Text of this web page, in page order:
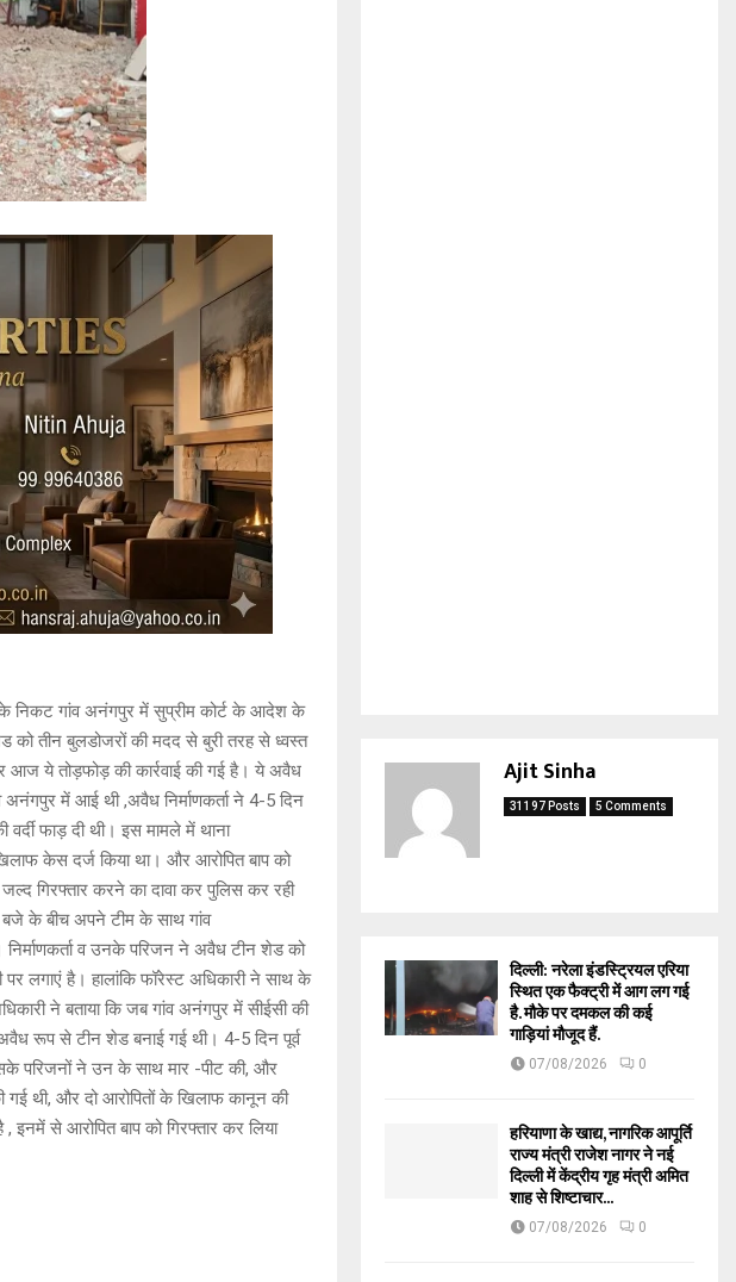
के निकट गांव अनंगपुर में सुप्रीम कोर्ट के आदेश के
तीन बुलडोजरों की मदद से बुरी तरह से ध्वस्त
आज ये तोड़फोड़ की कार्रवाई की गई है। ये अवैध
में आई थी ,अवैध निर्माणकर्ता ने 4-5 दिन
फाड़ दी थी। इस मामले में थाना
केस दर्ज किया था। और आरोपित बाप को
गिरफ्तार करने का दावा कर पुलिस कर रही
के बीच अपने टीम के साथ गांव
व उनके परिजन ने अवैध टीन शेड को
लगाएं है। हालांकि फॉरेस्ट अधिकारी ने साथ के
ने बताया कि जब गांव अनंगपुर में सीईसी की
रूप से टीन शेड बनाई गई थी। 4-5 दिन पूर्व
परिजनों ने उन के साथ मार -पीट की, और
थी, और दो आरोपितों के खिलाफ कानून की
से आरोपित बाप को गिरफ्तार कर लिया
Ajit Sinha
31197 Posts 5 Comments
दिल्ली: नरेला इंडस्ट्रियल एरिया
स्थित एक फैक्ट्री में आग लग गई
है. मौके पर दमकल की कई
गाड़ियां मौजूद हैं.
07/08/2026 0
हरियाणा के खाद्य, नागरिक आपूर्ति
राज्य मंत्री राजेश नागर ने नई
दिल्ली में केंद्रीय गृह मंत्री अमित
शाह से शिष्टाचार...
07/08/2026 0